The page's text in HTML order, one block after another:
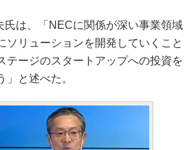
は、「NECに関係が深い事業領域
ソリューションを開発していくこと
テージのスタートアップへの投資を
と述べた。